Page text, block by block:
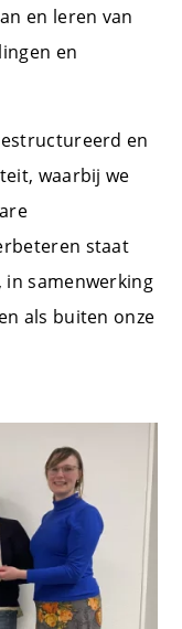
en leren van
en
en
waarbij we
staat
samenwerking
als buiten onze